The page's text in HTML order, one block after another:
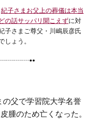
紀子さまお父上の葬儀は本当
の話サッパリ聞こえずに対
子さまご尊父・川嶋辰彦氏
しょう。
父で学習院大学名誉
腫のため亡くなった。